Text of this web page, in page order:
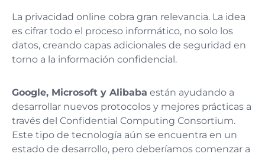
La privacidad online cobra gran relevancia. La idea
es cifrar todo el proceso informático, no solo los
datos, creando capas adicionales de seguridad en
torno a la información confidencial.
Google, Microsoft y Alibaba están ayudando a
desarrollar nuevos protocolos y mejores prácticas a
través del Confidential Computing Consortium.
Este tipo de tecnología aún se encuentra en un
estado de desarrollo, pero deberíamos comenzar a